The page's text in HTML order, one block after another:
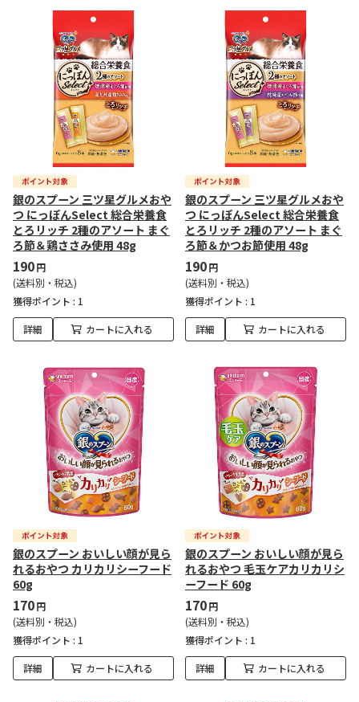
銀のスプーン 三ツ星グルメおや
つ にっぽんSelect 総合栄養食
とろリッチ 2種のアソート まぐ
ろ節＆鶏ささみ使用 48g
190円
(送料別・税込)
獲得ポイント : 1
詳細 カートに入れる
銀のスプーン 三ツ星グルメおや
つ にっぽんSelect 総合栄養食
とろリッチ 2種のアソート まぐ
ろ節＆かつお節使用 48g
190円
(送料別・税込)
獲得ポイント : 1
詳細 カートに入れる
銀のスプーン おいしい顔が見ら
れるおやつ カリカリシーフード
60g
170円
(送料別・税込)
獲得ポイント : 1
詳細 カートに入れる
銀のスプーン おいしい顔が見ら
れるおやつ 毛玉ケアカリカリシ
ーフード 60g
170円
(送料別・税込)
獲得ポイント : 1
詳細 カートに入れる